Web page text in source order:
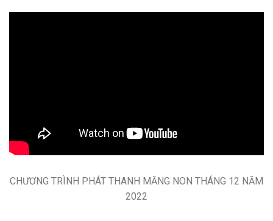
CHƯƠNG TRÌNH PHÁT THANH MĂNG NON THÁNG 12 NĂM
2022